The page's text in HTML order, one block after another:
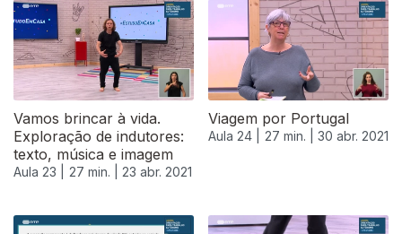
Vamos brincar à vida.
Exploração de indutores:
texto, música e imagem
Aula 23 | 27 min. | 23 abr. 2021
Viagem por Portugal
Aula 24 | 27 min. | 30 abr. 2021
540634